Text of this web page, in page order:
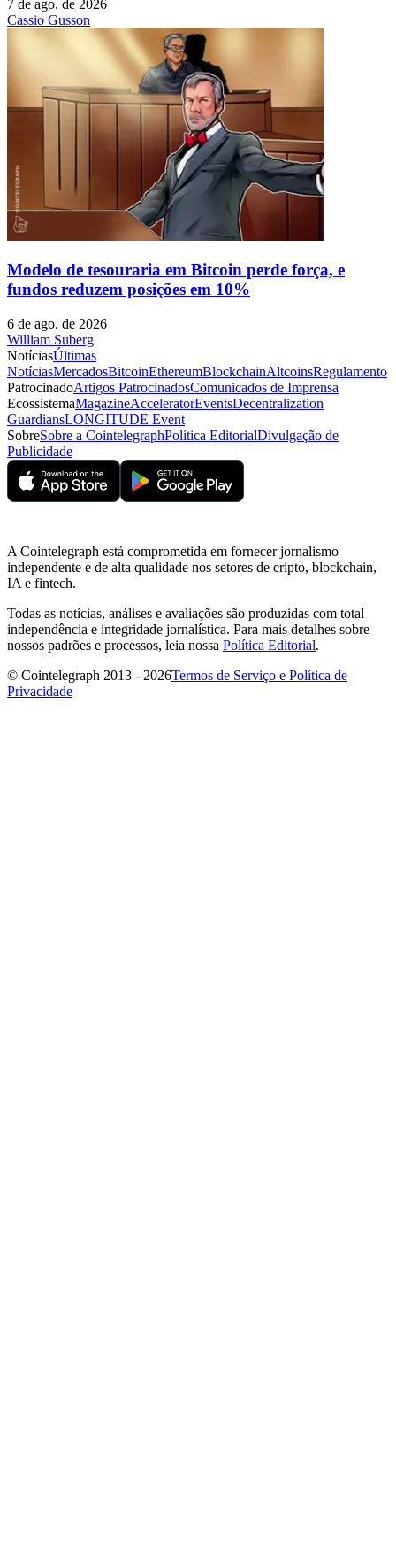
7 de ago. de 2026
Cassio Gusson
Modelo de tesouraria em Bitcoin perde força, e
fundos reduzem posições em 10%
6 de ago. de 2026
William Suberg
NotíciasÚltimas
NotíciasMercadosBitcoinEthereumBlockchainAltcoinsRegulamento
PatrocinadoArtigos PatrocinadosComunicados de Imprensa
EcossistemaMagazineAcceleratorEventsDecentralization
GuardiansLONGITUDE Event
SobreSobre a CointelegraphPolítica EditorialDivulgação de
Publicidade
A Cointelegraph está comprometida em fornecer jornalismo
independente e de alta qualidade nos setores de cripto, blockchain,
IA e fintech.
Todas as notícias, análises e avaliações são produzidas com total
independência e integridade jornalística. Para mais detalhes sobre
nossos padrões e processos, leia nossa Política Editorial.
© Cointelegraph 2013 - 2026Termos de Serviço e Política de
Privacidade